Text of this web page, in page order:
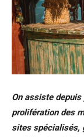
On assiste
prolifération des
sites spécialisés,